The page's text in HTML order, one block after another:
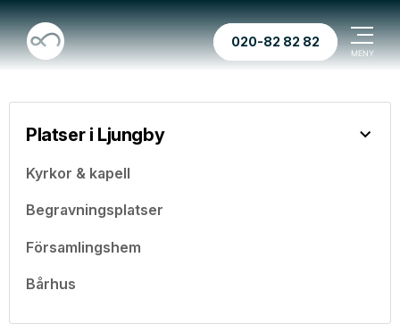
020-82 82 82
Platser i Ljungby
Kyrkor & kapell
Begravningsplatser
Församlingshem
Bårhus